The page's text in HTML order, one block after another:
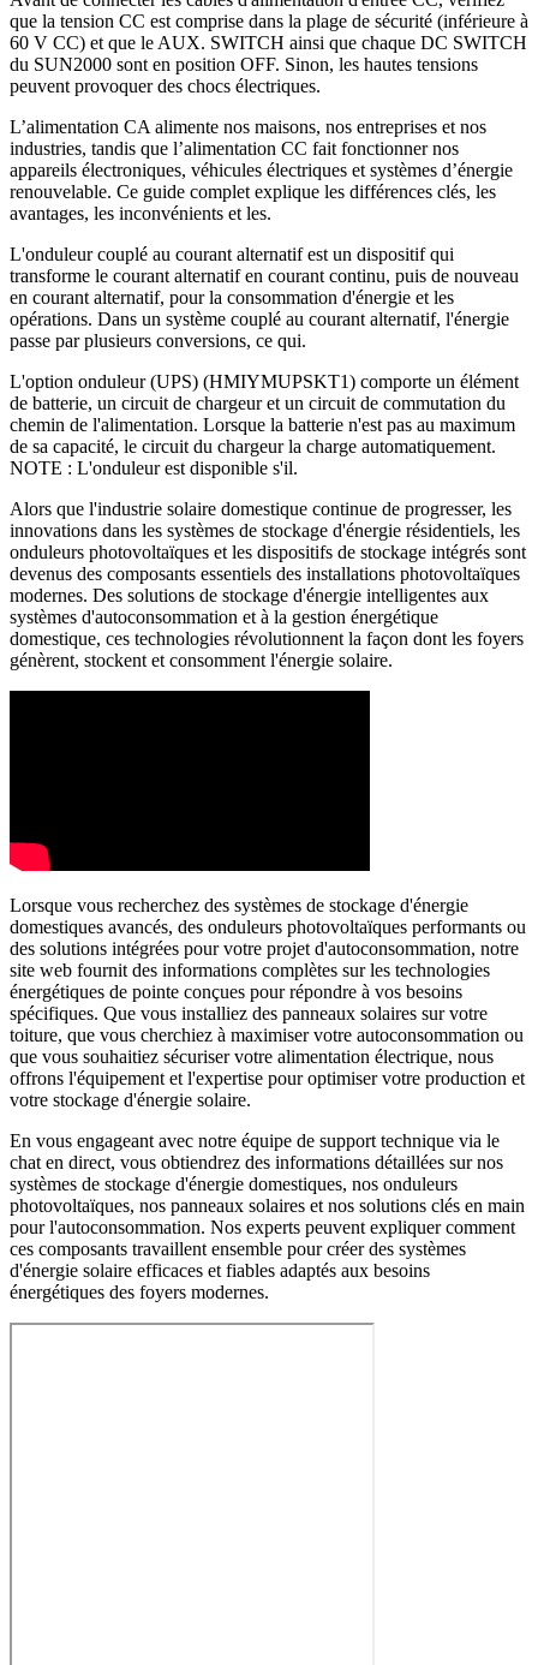
que la tension CC est comprise dans la plage de sécurité (inférieure à
60 V CC) et que le AUX. SWITCH ainsi que chaque DC SWITCH
du SUN2000 sont en position OFF. Sinon, les hautes tensions
peuvent provoquer des chocs électriques.
L’alimentation CA alimente nos maisons, nos entreprises et nos
industries, tandis que l’alimentation CC fait fonctionner nos
appareils électroniques, véhicules électriques et systèmes d’énergie
renouvelable. Ce guide complet explique les différences clés, les
avantages, les inconvénients et les.
L'onduleur couplé au courant alternatif est un dispositif qui
transforme le courant alternatif en courant continu, puis de nouveau
en courant alternatif, pour la consommation d'énergie et les
opérations. Dans un système couplé au courant alternatif, l'énergie
passe par plusieurs conversions, ce qui.
L'option onduleur (UPS) (HMIYMUPSKT1) comporte un élément
de batterie, un circuit de chargeur et un circuit de commutation du
chemin de l'alimentation. Lorsque la batterie n'est pas au maximum
de sa capacité, le circuit du chargeur la charge automatiquement.
NOTE : L'onduleur est disponible s'il.
Alors que l'industrie solaire domestique continue de progresser, les
innovations dans les systèmes de stockage d'énergie résidentiels, les
onduleurs photovoltaïques et les dispositifs de stockage intégrés sont
devenus des composants essentiels des installations photovoltaïques
modernes. Des solutions de stockage d'énergie intelligentes aux
systèmes d'autoconsommation et à la gestion énergétique
domestique, ces technologies révolutionnent la façon dont les foyers
génèrent, stockent et consomment l'énergie solaire.
Lorsque vous recherchez des systèmes de stockage d'énergie
domestiques avancés, des onduleurs photovoltaïques performants ou
des solutions intégrées pour votre projet d'autoconsommation, notre
site web fournit des informations complètes sur les technologies
énergétiques de pointe conçues pour répondre à vos besoins
spécifiques. Que vous installiez des panneaux solaires sur votre
toiture, que vous cherchiez à maximiser votre autoconsommation ou
que vous souhaitiez sécuriser votre alimentation électrique, nous
offrons l'équipement et l'expertise pour optimiser votre production et
votre stockage d'énergie solaire.
En vous engageant avec notre équipe de support technique via le
chat en direct, vous obtiendrez des informations détaillées sur nos
systèmes de stockage d'énergie domestiques, nos onduleurs
photovoltaïques, nos panneaux solaires et nos solutions clés en main
pour l'autoconsommation. Nos experts peuvent expliquer comment
ces composants travaillent ensemble pour créer des systèmes
d'énergie solaire efficaces et fiables adaptés aux besoins
énergétiques des foyers modernes.